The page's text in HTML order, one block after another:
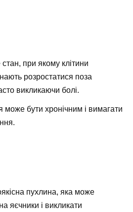
при якому клітини
розростатися поза
викликаючи болі.
бути хронічним і вимагати
пухлина, яка може
яєчники і викликати